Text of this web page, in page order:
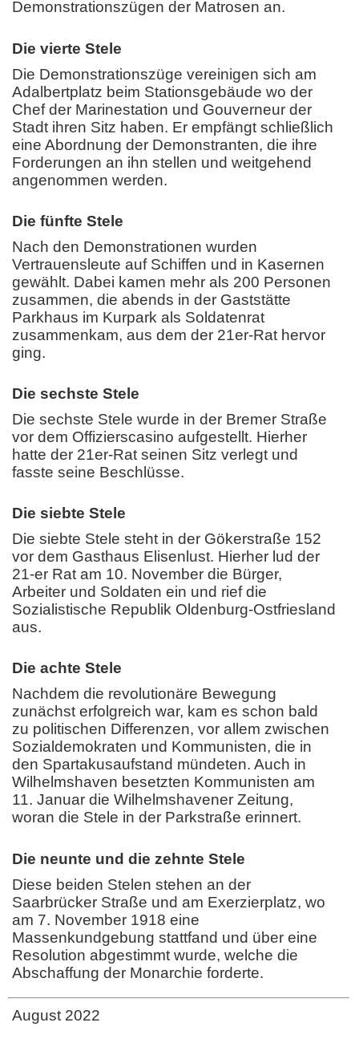
Demonstrationszügen der Matrosen an.
Die vierte Stele
Die Demonstrationszüge vereinigen sich am
Adalbertplatz beim Stationsgebäude wo der
Chef der Marinestation und Gouverneur der
Stadt ihren Sitz haben. Er empfängt schließlich
eine Abordnung der Demonstranten, die ihre
Forderungen an ihn stellen und weitgehend
angenommen werden.
Die fünfte Stele
Nach den Demonstrationen wurden
Vertrauensleute auf Schiffen und in Kasernen
gewählt. Dabei kamen mehr als 200 Personen
zusammen, die abends in der Gaststätte
Parkhaus im Kurpark als Soldatenrat
zusammenkam, aus dem der 21er-Rat hervor
ging.
Die sechste Stele
Die sechste Stele wurde in der Bremer Straße
vor dem Offizierscasino aufgestellt. Hierher
hatte der 21er-Rat seinen Sitz verlegt und
fasste seine Beschlüsse.
Die siebte Stele
Die siebte Stele steht in der Gökerstraße 152
vor dem Gasthaus Elisenlust. Hierher lud der
21-er Rat am 10. November die Bürger,
Arbeiter und Soldaten ein und rief die
Sozialistische Republik Oldenburg-Ostfriesland
aus.
Die achte Stele
Nachdem die revolutionäre Bewegung
zunächst erfolgreich war, kam es schon bald
zu politischen Differenzen, vor allem zwischen
Sozialdemokraten und Kommunisten, die in
den Spartakusaufstand mündeten. Auch in
Wilhelmshaven besetzten Kommunisten am
11. Januar die Wilhelmshavener Zeitung,
woran die Stele in der Parkstraße erinnert.
Die neunte und die zehnte Stele
Diese beiden Stelen stehen an der
Saarbrücker Straße und am Exerzierplatz, wo
am 7. November 1918 eine
Massenkundgebung stattfand und über eine
Resolution abgestimmt wurde, welche die
Abschaffung der Monarchie forderte.
August 2022